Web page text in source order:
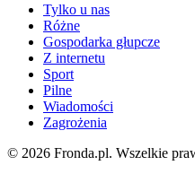
Tylko u nas
Różne
Gospodarka głupcze
Z internetu
Sport
Pilne
Wiadomości
Zagrożenia
© 2026 Fronda.pl. Wszelkie